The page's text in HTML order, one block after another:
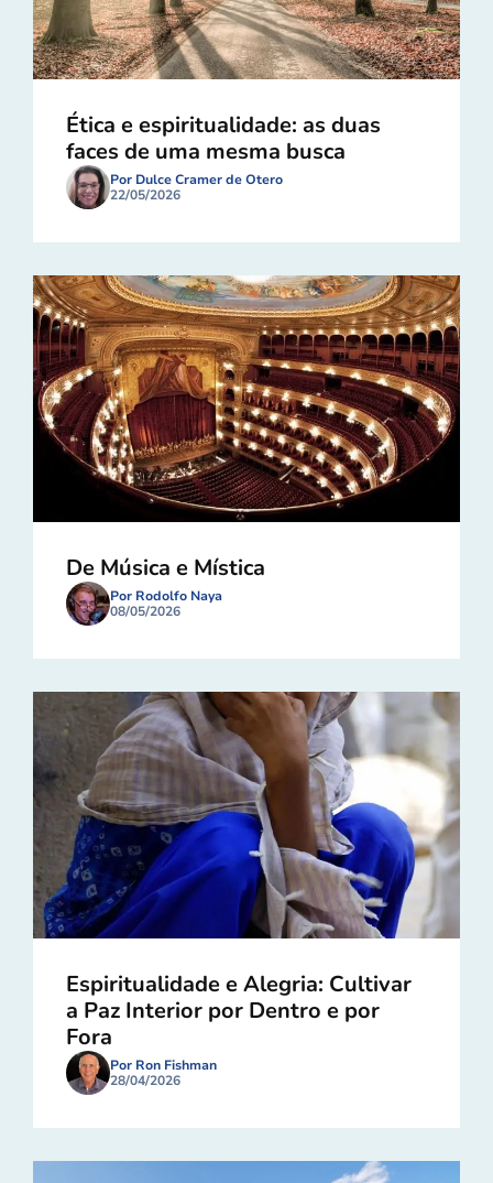
Ética e espiritualidade: as duas
faces de uma mesma busca
Por Dulce Cramer de Otero
22/05/2026
De Música e Mística
Por Rodolfo Naya
08/05/2026
Espiritualidade e Alegria: Cultivar
a Paz Interior por Dentro e por
Fora
Por Ron Fishman
28/04/2026